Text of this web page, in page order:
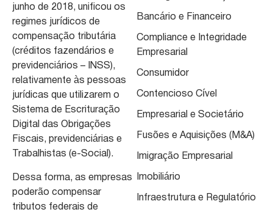
junho de 2018, unificou os
regimes jurídicos de
compensação tributária
(créditos fazendários e
previdenciários – INSS),
relativamente às pessoas
jurídicas que utilizarem o
Sistema de Escrituração
Digital das Obrigações
Fiscais, previdenciárias e
Trabalhistas (e-Social).
Dessa forma, as empresas
poderão compensar
tributos federais de
Bancário e Financeiro
Compliance e Integridade
Empresarial
Consumidor
Contencioso Cível
Empresarial e Societário
Fusões e Aquisições (M&A)
Imigração Empresarial
Imobiliário
Infraestrutura e Regulatório